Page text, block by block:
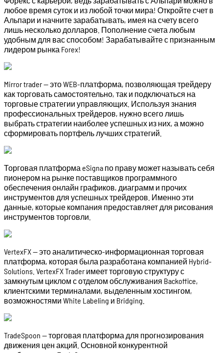
любое время суток и из любой точки мира! Откройте счет в
Альпари и начните зарабатывать, имея на счету всего
лишь несколько долларов. Пополнение счета любым
удобным для вас способом! Зарабатывайте с признанным
лидером рынка Forex!
Mirror trader — это WEB-платформа, позволяющая трейдеру
как торговать самостоятельно, так и подключаться на
торговые стратегии управляющих. Используя знания
профессиональных трейдеров, нужно всего лишь
выбрать стратегии наиболее успешных из них, а можно
сформировать портфель лучших стратегий.
Торговая платформа eSigna по праву может называть себя
пионером на рынке поставщиков программного
обеспечения онлайн графиков, диаграмм и прочих
инструментов для успешных трейдеров. Именно эти
данные, которые компания предоставляет для рисования
инструментов торговли.
VertexFX — это аналитическо-информационная торговая
платформа, которая была разработана компанией Hybrid-
Solutions. VertexFX Trader имеет торговую структуру с
замкнутым циклом с отделом обслуживания Backoffice,
клиентскими терминалами, выделенным хостингом,
возможностями White Labeling и Bridging.
TradeSpoon — торговая платформа для прогнозирования
движения цен акций. Основной конкурентной